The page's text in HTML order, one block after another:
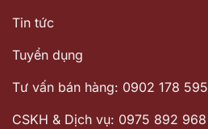
Tin tức
Tuyển dụng
Tư vấn bán hàng: 0902 178 595
CSKH & Dịch vụ: 0975 892 968